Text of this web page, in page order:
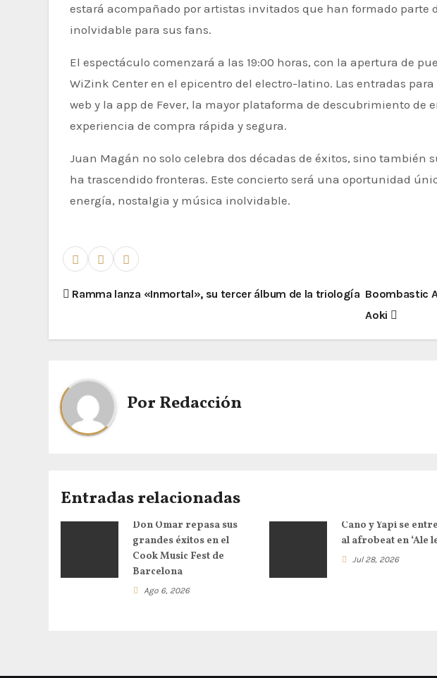
estará acompañado por artistas invitados que han formado parte
inolvidable para sus fans.
El espectáculo comenzará a las 19:00 horas, con la apertura de
WiZink Center en el epicentro del electro-latino. Las entradas
web y la app de Fever, la mayor plataforma de descubrimiento
experiencia de compra rápida y segura.
Juan Magán no solo celebra dos décadas de éxitos, sino también
ha trascendido fronteras. Este concierto será una oportunidad
energía, nostalgia y música inolvidable.
Ramma lanza «Inmortal», su tercer álbum de la triología Boombastic
Aoki
PorRedacción
Entradas relacionadas
Don Omar repasa sus
grandes éxitos en el
Cook Music Fest de
Barcelona
Ago 6, 2026
Cano y Yapi se
al afrobeat en ‘Ale
Jul 28, 2026